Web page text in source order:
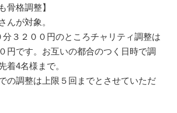
骨格調整】
んが対象。
３２００円のところチャリティ調整は
円です。お互いの都合のつく日時で調
着4名様まで。
の調整は上限５回までとさせていただ